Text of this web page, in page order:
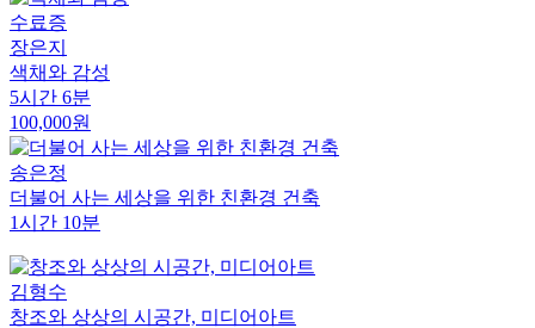
수료증
장은지
색채와 감성
5시간 6분
100,000원
송은정
더불어 사는 세상을 위한 친환경 건축
1시간 10분
김형수
창조와 상상의 시공간, 미디어아트